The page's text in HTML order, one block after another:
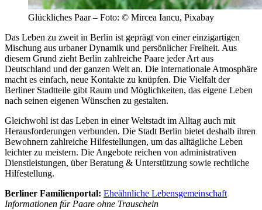
Glückliches Paar – Foto: © Mircea Iancu, Pixabay
Das Leben zu zweit in Berlin ist geprägt von einer einzigartigen
Mischung aus urbaner Dynamik und persönlicher Freiheit. Aus
diesem Grund zieht Berlin zahlreiche Paare jeder Art aus
Deutschland und der ganzen Welt an. Die internationale Atmosphäre
macht es einfach, neue Kontakte zu knüpfen. Die Vielfalt der
Berliner Stadtteile gibt Raum und Möglichkeiten, das eigene Leben
nach seinen eigenen Wünschen zu gestalten.
Gleichwohl ist das Leben in einer Weltstadt im Alltag auch mit
Herausforderungen verbunden. Die Stadt Berlin bietet deshalb ihren
Bewohnern zahlreiche Hilfestellungen, um das alltägliche Leben
leichter zu meistern. Die Angebote reichen von administrativen
Dienstleistungen, über Beratung & Unterstützung sowie rechtliche
Hilfestellung.
Berliner Familienportal: Eheähnliche Lebensgemeinschaft
Informationen für Paare ohne Trauschein